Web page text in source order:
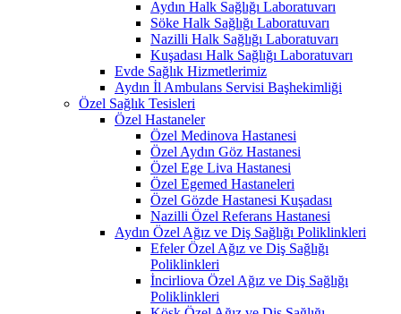
Aydın Halk Sağlığı Laboratuvarı
Söke Halk Sağlığı Laboratuvarı
Nazilli Halk Sağlığı Laboratuvarı
Kuşadası Halk Sağlığı Laboratuvarı
Evde Sağlık Hizmetlerimiz
Aydın İl Ambulans Servisi Başhekimliği
Özel Sağlık Tesisleri
Özel Hastaneler
Özel Medinova Hastanesi
Özel Aydın Göz Hastanesi
Özel Ege Liva Hastanesi
Özel Egemed Hastaneleri
Özel Gözde Hastanesi Kuşadası
Nazilli Özel Referans Hastanesi
Aydın Özel Ağız ve Diş Sağlığı Poliklinkleri
Efeler Özel Ağız ve Diş Sağlığı
Poliklinkleri
İncirliova Özel Ağız ve Diş Sağlığı
Poliklinkleri